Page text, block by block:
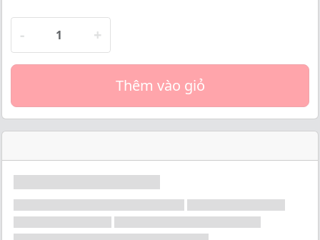
- +
Thêm vào giỏ